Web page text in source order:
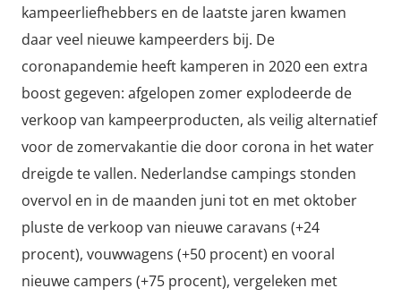
kampeerliefhebbers en de laatste jaren kwamen
daar veel nieuwe kampeerders bij. De
coronapandemie heeft kamperen in 2020 een extra
boost gegeven: afgelopen zomer explodeerde de
verkoop van kampeerproducten, als veilig alternatief
voor de zomervakantie die door corona in het water
dreigde te vallen. Nederlandse campings stonden
overvol en in de maanden juni tot en met oktober
pluste de verkoop van nieuwe caravans (+24
procent), vouwwagens (+50 procent) en vooral
nieuwe campers (+75 procent), vergeleken met